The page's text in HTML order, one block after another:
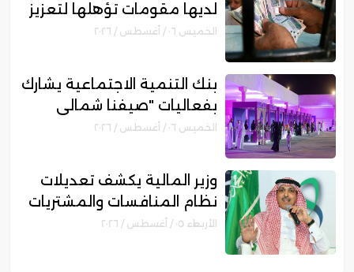
لديها مقومات تؤهلها لتعزيز
مكانتها بمجال التمويل
الخميس ٠٦ / أغسطس / ٢٠٢٦
بنك التنمية الاجتماعية يشارك
بفعاليات "صيفنا شمالي
2026" لتمكين رواد الأعمالالخميس ٠٦ / أغسطس / ٢٠٢٦
وزير المالية يكشف تعديلات
نظام المنافسات والمشتريات
الحكومية الجديد
الأربعاء ٠٥ / أغسطس / ٢٠٢٦